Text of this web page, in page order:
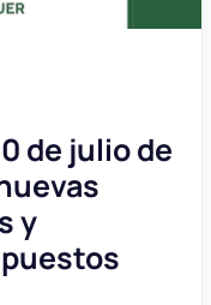
de julio de
y